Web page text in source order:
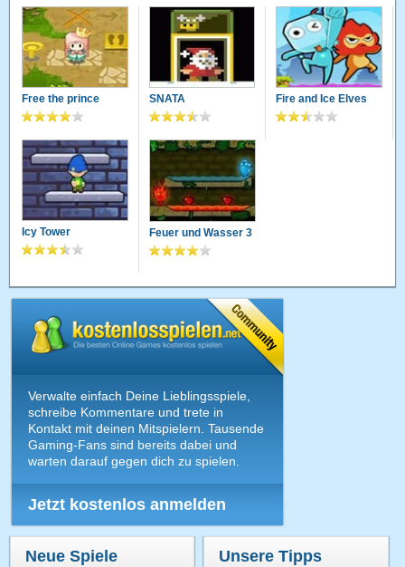
Free the prince SNATA Fire and Ice Elves
Icy Tower Feuer und Wasser 3
Verwalte einfach Deine Lieblingsspiele,
schreibe Kommentare und trete in
Kontakt mit deinen Mitspielern. Tausende
Gaming-Fans sind bereits dabei und
warten darauf gegen dich zu spielen.
Jetzt kostenlos anmelden
Neue Spiele Unsere Tipps